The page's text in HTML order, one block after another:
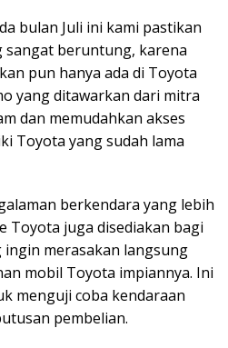
bulan Juli ini kami pastikan
sangat beruntung, karena
pun hanya ada di Toyota
yang ditawarkan dari mitra
dan memudahkan akses
Toyota yang sudah lama
berkendara yang lebih
Toyota juga disediakan bagi
ingin merasakan langsung
mobil Toyota impiannya. Ini
menguji coba kendaraan
pembelian.